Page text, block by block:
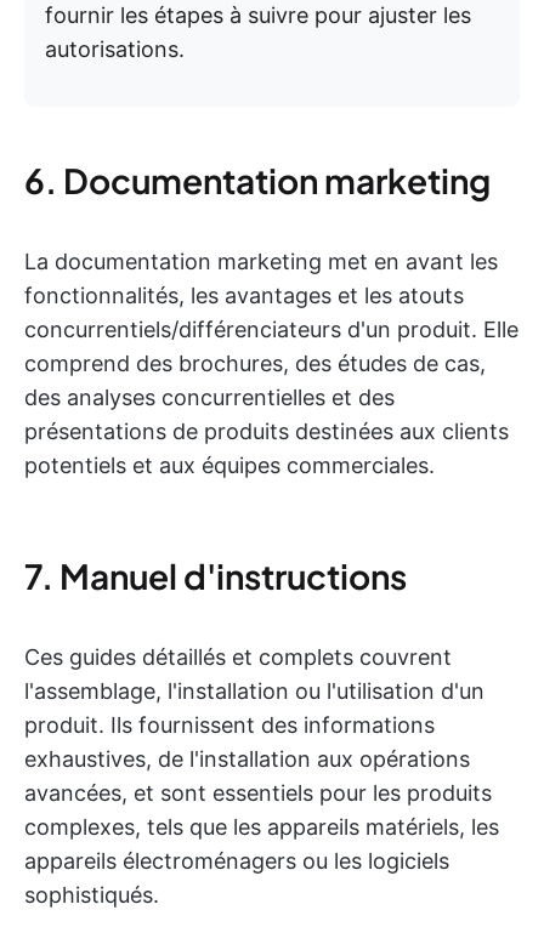
fournir les étapes à suivre pour ajuster les
autorisations.
6. Documentation marketing
La documentation marketing met en avant les
fonctionnalités, les avantages et les atouts
concurrentiels/différenciateurs d'un produit. Elle
comprend des brochures, des études de cas,
des analyses concurrentielles et des
présentations de produits destinées aux clients
potentiels et aux équipes commerciales.
7. Manuel d'instructions
Ces guides détaillés et complets couvrent
l'assemblage, l'installation ou l'utilisation d'un
produit. Ils fournissent des informations
exhaustives, de l'installation aux opérations
avancées, et sont essentiels pour les produits
complexes, tels que les appareils matériels, les
appareils électroménagers ou les logiciels
sophistiqués.